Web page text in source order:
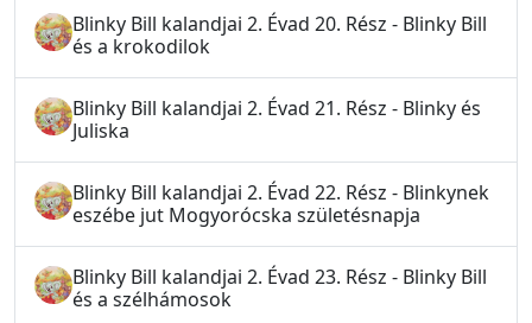
Blinky Bill kalandjai 2. Évad 20. Rész - Blinky Bill
és a krokodilok
Blinky Bill kalandjai 2. Évad 21. Rész - Blinky és
Juliska
Blinky Bill kalandjai 2. Évad 22. Rész - Blinkynek
eszébe jut Mogyorócska születésnapja
Blinky Bill kalandjai 2. Évad 23. Rész - Blinky Bill
és a szélhámosok